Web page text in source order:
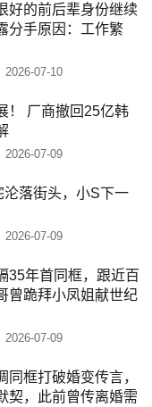
好的前后辈身份继续
分手原因：工作繁
2026-07-10
！ 厂商撤回25亿韩
2026-07-09
落街头，小S下一
2026-07-09
35年首同框，跟近百
曾跪拜小凤姐献世纪
2026-07-09
同框打破婚变传言，
契，此前曾传离婚需